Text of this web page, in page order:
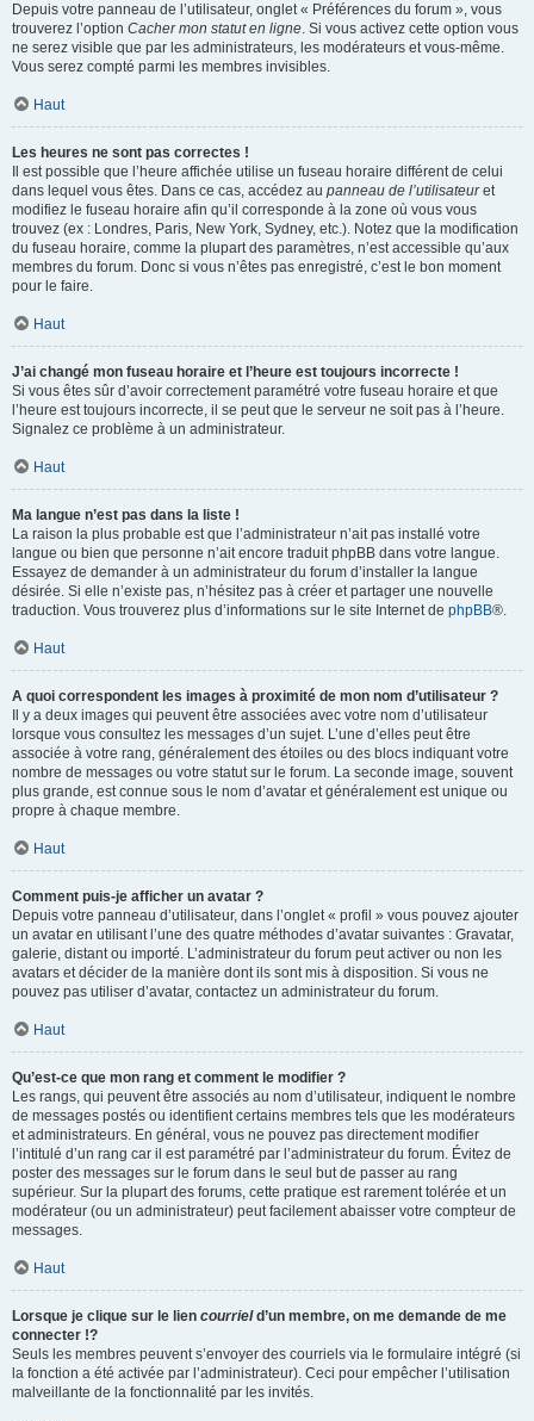
Depuis votre panneau de l’utilisateur, onglet « Préférences du forum », vous
trouverez l’option Cacher mon statut en ligne. Si vous activez cette option vous
ne serez visible que par les administrateurs, les modérateurs et vous-même.
Vous serez compté parmi les membres invisibles.
Haut
Les heures ne sont pas correctes !
Il est possible que l’heure affichée utilise un fuseau horaire différent de celui
dans lequel vous êtes. Dans ce cas, accédez au panneau de l’utilisateuret
modifiez le fuseau horaire afin qu’il corresponde à la zone où vous vous
trouvez (ex : Londres, Paris, New York, Sydney, etc.). Notez que la modification
du fuseau horaire, comme la plupart des paramètres, n’est accessible qu’aux
membres du forum. Donc si vous n’êtes pas enregistré, c’est le bon moment
pour le faire.
Haut
J’ai changé mon fuseau horaire et l’heure est toujours incorrecte !
Si vous êtes sûr d’avoir correctement paramétré votre fuseau horaire et que
l’heure est toujours incorrecte, il se peut que le serveur ne soit pas à l’heure.
Signalez ce problème à un administrateur.
Haut
Ma langue n’est pas dans la liste !
La raison la plus probable est que l’administrateur n’ait pas installé votre
langue ou bien que personne n’ait encore traduit phpBB dans votre langue.
Essayez de demander à un administrateur du forum d’installer la langue
désirée. Si elle n’existe pas, n’hésitez pas à créer et partager une nouvelle
traduction. Vous trouverez plus d’informations sur le site Internet de phpBB®.
Haut
A quoi correspondent les images à proximité de mon nom d’utilisateur ?
Il y a deux images qui peuvent être associées avec votre nom d’utilisateur
lorsque vous consultez les messages d’un sujet. L’une d’elles peut être
associée à votre rang, généralement des étoiles ou des blocs indiquant votre
nombre de messages ou votre statut sur le forum. La seconde image, souvent
plus grande, est connue sous le nom d’avatar et généralement est unique ou
propre à chaque membre.
Haut
Comment puis-je afficher un avatar ?
Depuis votre panneau d’utilisateur, dans l’onglet « profil » vous pouvez ajouter
un avatar en utilisant l’une des quatre méthodes d’avatar suivantes : Gravatar,
galerie, distant ou importé. L’administrateur du forum peut activer ou non les
avatars et décider de la manière dont ils sont mis à disposition. Si vous ne
pouvez pas utiliser d’avatar, contactez un administrateur du forum.
Haut
Qu’est-ce que mon rang et comment le modifier ?
Les rangs, qui peuvent être associés au nom d’utilisateur, indiquent le nombre
de messages postés ou identifient certains membres tels que les modérateurs
et administrateurs. En général, vous ne pouvez pas directement modifier
l’intitulé d’un rang car il est paramétré par l’administrateur du forum. Évitez de
poster des messages sur le forum dans le seul but de passer au rang
supérieur. Sur la plupart des forums, cette pratique est rarement tolérée et un
modérateur (ou un administrateur) peut facilement abaisser votre compteur de
messages.
Haut
Lorsque je clique sur le lien courrield’un membre, on me demande de me
connecter !?
Seuls les membres peuvent s’envoyer des courriels via le formulaire intégré (si
la fonction a été activée par l’administrateur). Ceci pour empêcher l’utilisation
malveillante de la fonctionnalité par les invités.